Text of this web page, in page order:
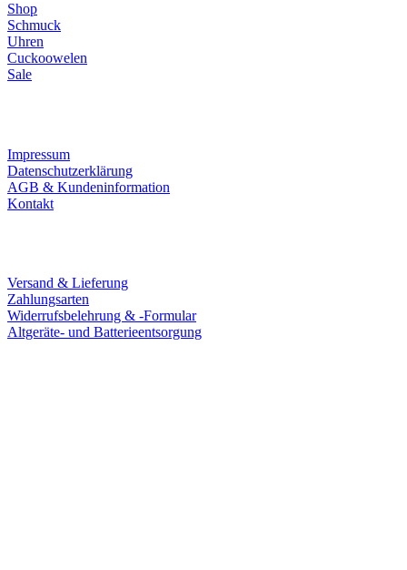
Shop
Schmuck
Uhren
Cuckoowelen
Sale
Impressum
Datenschutzerklärung
AGB & Kundeninformation
Kontakt
Versand & Lieferung
Zahlungsarten
Widerrufsbelehrung & -Formular
Altgeräte- und Batterieentsorgung